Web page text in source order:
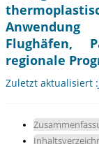
Flughäfen,
regionale
Zuletzt aktualisiert